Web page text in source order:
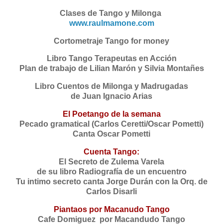
Clases de Tango y Milonga
⁠⁠www.raulmamone.com⁠⁠⁠⁠
Cortometraje Tango for money
Libro Tango Terapeutas en Acción
Plan de trabajo de Lilian Marón y Silvia Montañes
Libro Cuentos de Milonga y Madrugadas
de Juan Ignacio Arias
El Poetango de la semana
Pecado gramatical (Carlos Ceretti/Oscar Pometti)
Canta Oscar Pometti
Cuenta Tango:
El Secreto de Zulema Varela
de su libro Radiografía de un encuentro
Tu intimo secreto canta Jorge Durán con la Orq. de
Carlos Disarli
Piantaos por Macanudo Tango
Cafe Domiguez por Macandudo Tango